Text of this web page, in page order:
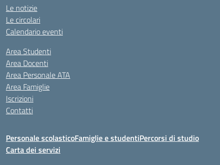
Le notizie
Le circolari
Calendario eventi
Area Studenti
Area Docenti
Area Personale ATA
Area Famiglie
Iscrizioni
Contatti
Personale scolasticoFamiglie e studentiPercorsi di studio
Carta dei servizi